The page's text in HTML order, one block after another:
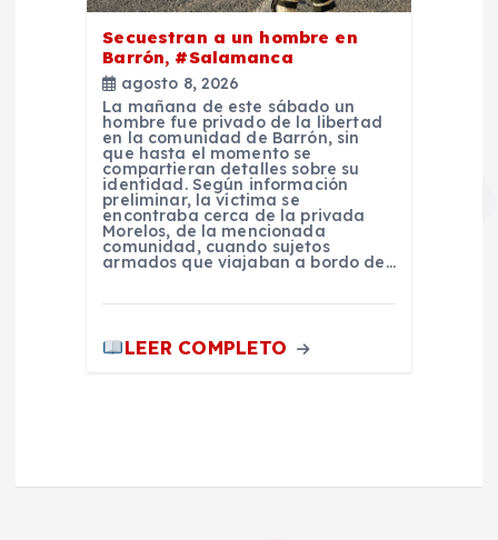
Secuestran a un hombre en
Barrón, #Salamanca
agosto 8, 2026
La mañana de este sábado un
hombre fue privado de la libertad
en la comunidad de Barrón, sin
que hasta el momento se
compartieran detalles sobre su
identidad. Según información
preliminar, la víctima se
encontraba cerca de la privada
Morelos, de la mencionada
comunidad, cuando sujetos
armados que viajaban a bordo de…
LEER COMPLETO